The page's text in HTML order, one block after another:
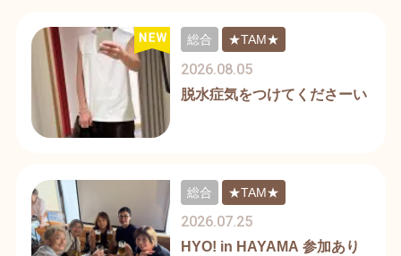
脱水症気をつけてくださーい
2026.08.05
総合 ★TAM★
HYO! in HAYAMA 参加あり
2026.07.25
総合 ★TAM★